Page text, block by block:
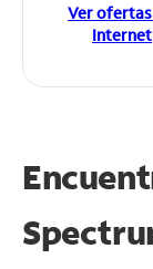
Ver
Internet